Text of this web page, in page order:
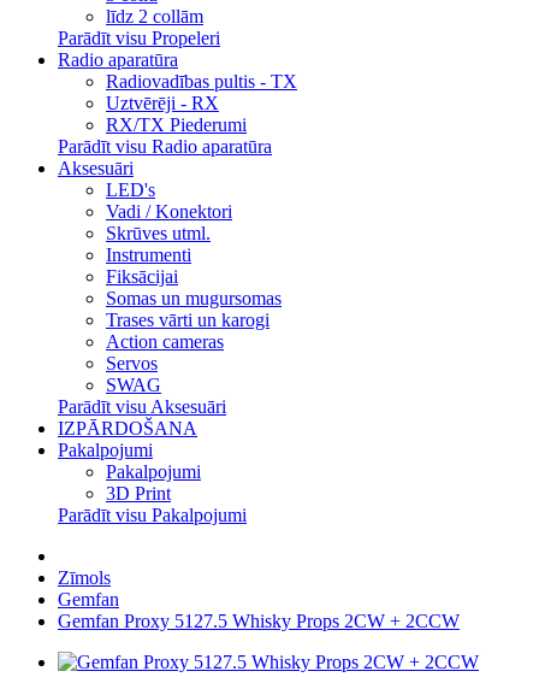
līdz 2 collām
Parādīt visu Propeleri
Radio aparatūra
Radiovadības pultis - TX
Uztvērēji - RX
RX/TX Piederumi
Parādīt visu Radio aparatūra
Aksesuāri
LED's
Vadi / Konektori
Skrūves utml.
Instrumenti
Fiksācijai
Somas un mugursomas
Trases vārti un karogi
Action cameras
Servos
SWAG
Parādīt visu Aksesuāri
IZPĀRDOŠANA
Pakalpojumi
Pakalpojumi
3D Print
Parādīt visu Pakalpojumi
Zīmols
Gemfan
Gemfan Proxy 5127.5 Whisky Props 2CW + 2CCW